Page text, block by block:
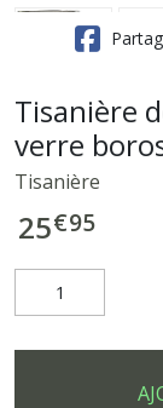
Tisanière
verre
Tisanière
25€95